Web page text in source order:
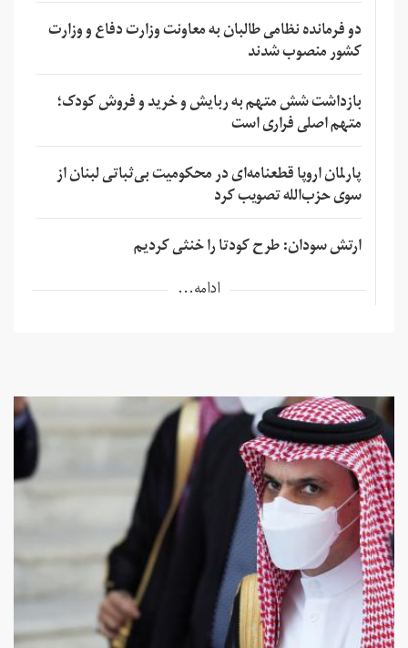
دو فرمانده نظامی طالبان به معاونت وزارت دفاع و وزارت
کشور منصوب شدند
بازداشت شش متهم به ربایش و خرید و فروش کودک؛
متهم اصلی فراری است
پارلمان اروپا قطعنامه‌ای در محکومیت بی‌ثباتی لبنان از
سوی حزب‌الله تصویب کرد
ارتش سودان: طرح کودتا را خنثی کردیم
ادامه...